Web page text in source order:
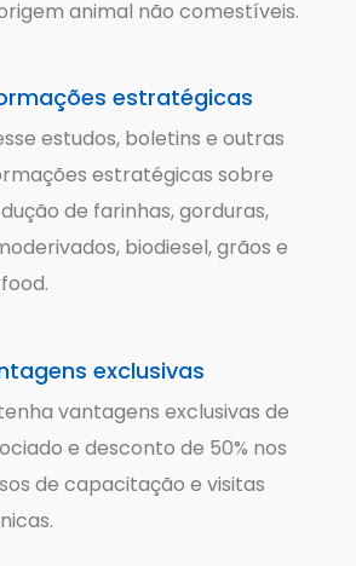
animal não comestíveis.
estratégicas
estudos, boletins e outras
estratégicas sobre
de farinhas, gorduras,
biodiesel, grãos e
exclusivas
vantagens exclusivas de
e desconto de 50% nos
de capacitação e visitas